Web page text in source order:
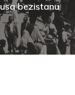
bezistanu